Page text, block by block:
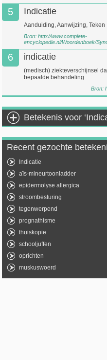
5 Indicatie
Aanduiding, Aanwijzing, Teken
Bron:http://www.complete-
encyclopedie.nl/Woordenboek/
6 indicatie
(medisch) ziekteverschijnsel
bepaalde behandeling
Bron:
Betekenis voor
Recent gezochte
Indicatie
aïs-mineurtoonladder
epidermolyse allergica
stroombesturing
tegenwerpend
prognathisme
thuiskopie
schooljuffen
oprichten
muskuswoerd